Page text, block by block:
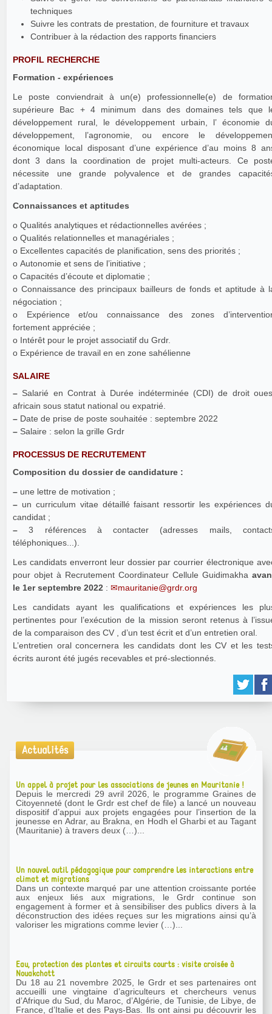
techniques
Suivre les contrats de prestation, de fourniture et travaux
Contribuer à la rédaction des rapports financiers
PROFIL RECHERCHE
Formation - expériences
Le poste conviendrait à un(e) professionnelle(e) de
supérieure Bac + 4 minimum dans des domaines tels que
développement rural, le développement urbain, l’ économie
développement, l’agronomie, ou encore le
économique local disposant d’une expérience d’au moins 8
dont 3 dans la coordination de projet multi-acteurs. Ce
nécessite une grande polyvalence et de grandes
d’adaptation.
Connaissances et aptitudes
o Qualités analytiques et rédactionnelles avérées ;
o Qualités relationnelles et managériales ;
o Excellentes capacités de planification, sens des priorités ;
o Autonomie et sens de l’initiative ;
o Capacités d’écoute et diplomatie ;
o Connaissance des principaux bailleurs de fonds et aptitude à
négociation ;
o Expérience et/ou connaissance des zones
fortement appréciée ;
o Intérêt pour le projet associatif du Grdr.
o Expérience de travail en en zone sahélienne
SALAIRE
– Salarié en Contrat à Durée indéterminée (CDI) de droit ouest
africain sous statut national ou expatrié.
– Date de prise de poste souhaitée : septembre 2022
– Salaire : selon la grille Grdr
PROCESSUS DE RECRUTEMENT
Composition du dossier de candidature :
– une lettre de motivation ;
– un curriculum vitae détaillé faisant ressortir les expériences
candidat ;
– 3 références à contacter (adresses mails,
téléphoniques...).
Les candidats enverront leur dossier par courrier électronique
pour objet à Recrutement Coordinateur Cellule Guidimakha
le 1er septembre 2022 :
mauritanie@grdr.org
Les candidats ayant les qualifications et expériences les
pertinentes pour l’exécution de la mission seront retenus à
de la comparaison des CV , d’un test écrit et d’un entretien oral.
L’entretien oral concernera les candidats dont les CV et les
écrits auront été jugés recevables et pré-slectionnés.
Actualités
Un appel à projet pour les associations de jeunes en Mauritanie !
Depuis le mercredi 29 avril 2026, le programme Graines de
Citoyenneté (dont le Grdr est chef de file) a lancé un nouveau
dispositif d’appui aux projets engagées pour l’insertion de la
jeunesse en Adrar, au Brakna, en Hodh el Gharbi et au Tagant
(Mauritanie) à travers deux (…)...
Un nouvel outil pédagogique pour comprendre les interactions entre
climat et migrations
Dans un contexte marqué par une attention croissante portée
aux enjeux liés aux migrations, le Grdr continue son
engagement à former et à sensibiliser des publics divers à la
déconstruction des idées reçues sur les migrations ainsi qu’à
valoriser les migrations comme levier (…)...
Eau, protection des plantes et circuits courts : visite croisée à
Nouakchott
Du 18 au 21 novembre 2025, le Grdr et ses partenaires ont
accueilli une vingtaine d’agriculteurs et chercheurs venus
d’Afrique du Sud, du Maroc, d’Algérie, de Tunisie, de Libye, de
France, d’Italie et des Pays-Bas. Ils ont ainsi pu découvrir les